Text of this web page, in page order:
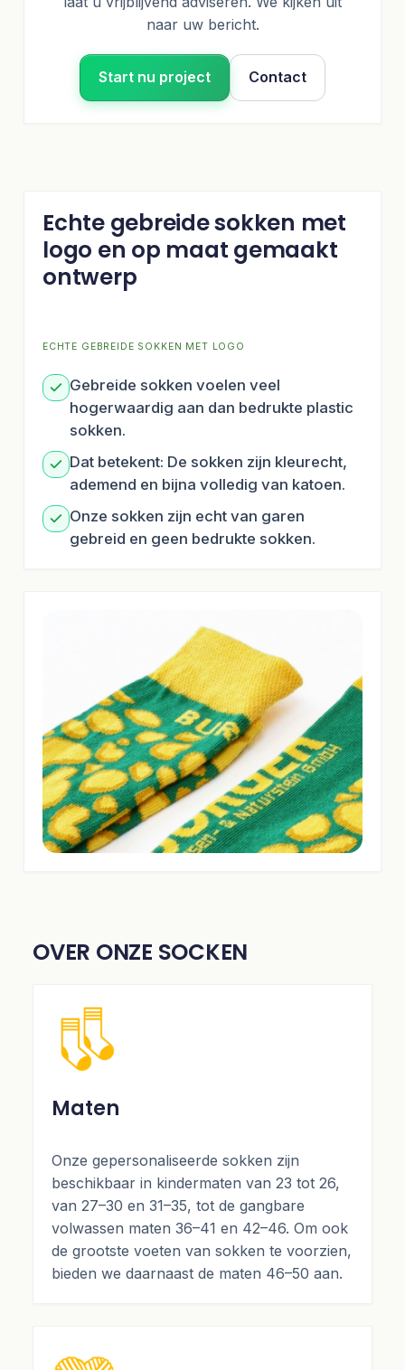
naar uw bericht.
Start nu project Contact
Echte gebreide sokken met
logo en op maat gemaakt
ontwerp
ECHTE GEBREIDE SOKKEN MET LOGO
Gebreide sokken voelen veel
hogerwaardig aan dan bedrukte plastic
sokken.
Dat betekent: De sokken zijn kleurecht,
ademend en bijna volledig van katoen.
Onze sokken zijn echt van garen
gebreid en geen bedrukte sokken.
OVER ONZE SOCKEN
Maten
Onze gepersonaliseerde sokken zijn
beschikbaar in kindermaten van 23 tot 26,
van 27–30 en 31–35, tot de gangbare
volwassen maten 36–41 en 42–46. Om ook
de grootste voeten van sokken te voorzien,
bieden we daarnaast de maten 46–50 aan.